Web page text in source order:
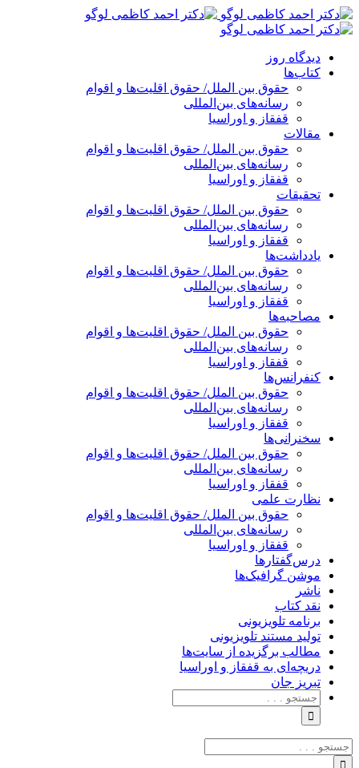
پرش
به
دیدگاه روز
کتاب‌ها
حقوق بین الملل/ حقوق اقلیت‌ها و اقوام
رسانه‌های بین‌المللی
قفقاز و اوراسیا
مقالات
حقوق بین الملل/ حقوق اقلیت‌ها و اقوام
رسانه‌های بین‌المللی
قفقاز و اوراسیا
تحقیقات
حقوق بین الملل/ حقوق اقلیت‌ها و اقوام
رسانه‌های بین‌المللی
قفقاز و اوراسیا
یادداشت‌ها
حقوق بین الملل/ حقوق اقلیت‌ها و اقوام
رسانه‌های بین‌المللی
قفقاز و اوراسیا
مصاحبه‌ها
حقوق بین الملل/ حقوق اقلیت‌ها و اقوام
رسانه‌های بین‌المللی
قفقاز و اوراسیا
کنفرانس‌ها
حقوق بین الملل/ حقوق اقلیت‌ها و اقوام
رسانه‌های بین‌المللی
قفقاز و اوراسیا
سخنرانی‌ها
حقوق بین الملل/ حقوق اقلیت‌ها و اقوام
رسانه‌های بین‌المللی
قفقاز و اوراسیا
نظارت علمی
حقوق بین الملل/ حقوق اقلیت‌ها و اقوام
رسانه‌های بین‌المللی
قفقاز و اوراسیا
درس‌گفتارها
موشن گرافیک‌ها
ناشر
نقد کتاب
برنامه‌ تلویزیونی
تولید مستند تلویزیونی
مطالب برگزیده از سایت‌ها
دریچه‌ای به قفقاز و اوراسیا
تبریزِ جان
جستجو
برای:
جستجو
برای: